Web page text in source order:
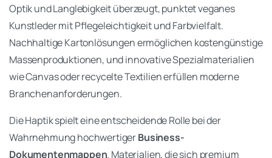
Optik und Langlebigkeit überzeugt, punktet veganes
Kunstleder mit Pflegeleichtigkeit und Farbvielfalt.
Nachhaltige Kartonlösungen ermöglichen kostengünstige
Massenproduktionen, und innovative Spezialmaterialien
wie Canvas oder recycelte Textilien erfüllen moderne
Branchenanforderungen.
Die Haptik spielt eine entscheidende Rolle bei der
Wahrnehmung hochwertigerBusiness-
Dokumentenmappen. Materialien, die sich premium